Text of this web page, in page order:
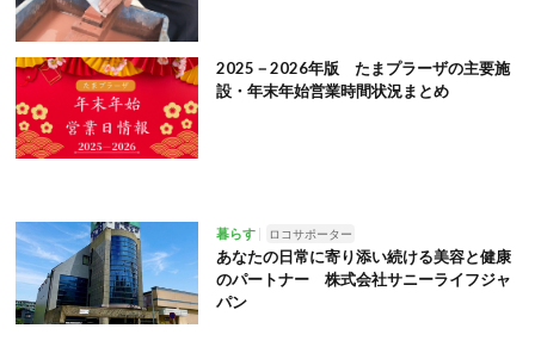
2025－2026年版 たまプラーザの主要施
設・年末年始営業時間状況まとめ
暮らす ロコサポーター
あなたの日常に寄り添い続ける美容と健康
のパートナー 株式会社サニーライフジャ
パン